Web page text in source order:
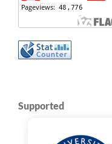
Supported